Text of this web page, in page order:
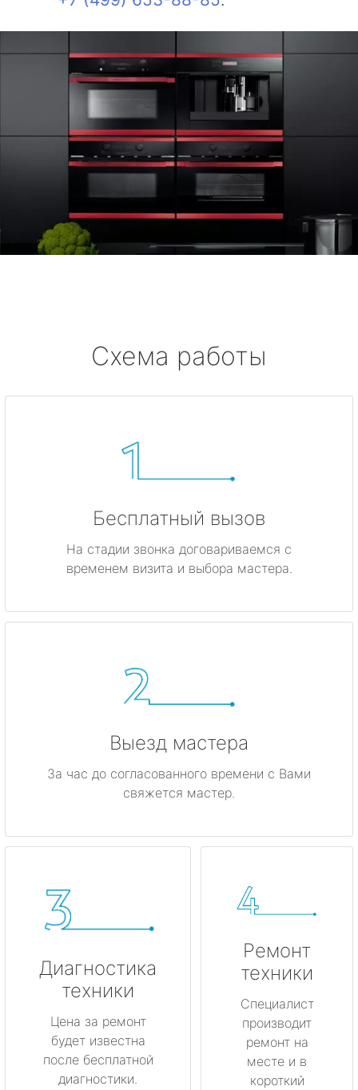
Схема работы
Бесплатный вызов
На стадии звонка договариваемся с
временем визита и выбора мастера.
Выезд мастера
За час до согласованного времени с Вами
свяжется мастер.
Диагностика
техники
Цена за ремонт
будет известна
после бесплатной
диагностики.
Ремонт
техники
Специалист
производит
ремонт на
месте и в
короткий